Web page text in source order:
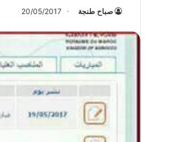
صباح طنجة 20/05/2017